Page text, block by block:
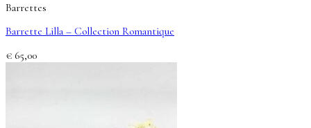
Barrettes
Barrette Lilla – Collection Romantique
€ 65,00